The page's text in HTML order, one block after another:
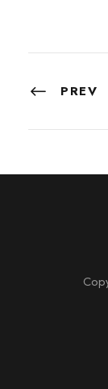
PREV